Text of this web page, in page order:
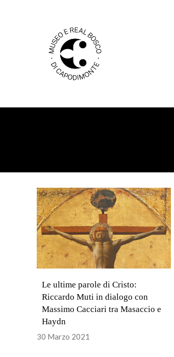
Le ultime parole di Cristo:
Riccardo Muti in dialogo con
Massimo Cacciari tra Masaccio e
Haydn
30 Marzo 2021